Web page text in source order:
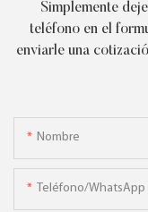
Simplemente
teléfono en el
enviarle una
Nombre
Teléfono/WhatsApp